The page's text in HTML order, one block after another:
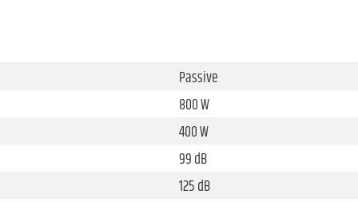
Passive
800 W
400 W
99 dB
125 dB